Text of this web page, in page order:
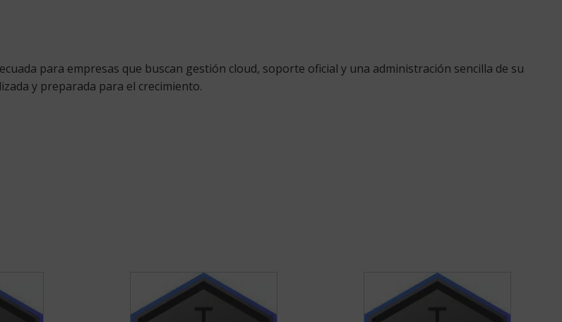
para empresas que buscan gestión cloud, soporte oficial y una administración sencilla de su
y preparada para el crecimiento.